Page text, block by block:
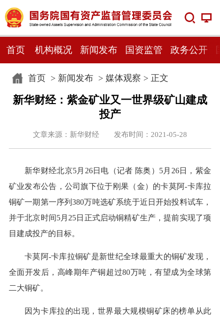
首页 机构概况 新闻发布 国资监管 政务公开
首页> 新闻发布> 媒体观察 > 正文
新华财经：紫金矿业又一世界级矿山建成
投产
文章来源：新华财经 发布时间：2021-05-28
新华财经北京5月26日电（记者 陈奥）5月26日，紫金
矿业发布公告，公司旗下位于刚果（金）的卡莫阿-卡库拉
铜矿一期第一序列380万吨选矿系统于近日开始投料试车，
并于北京时间5月25日正式启动铜精矿生产，提前实现了项
目建成投产的目标。
卡莫阿-卡库拉铜矿是新世纪全球最重大的铜矿发现，
全面开发后，高峰期年产铜超过80万吨，有望成为全球第
二大铜矿。
因为卡库拉的出现，世界最大规模铜矿床的榜单从此